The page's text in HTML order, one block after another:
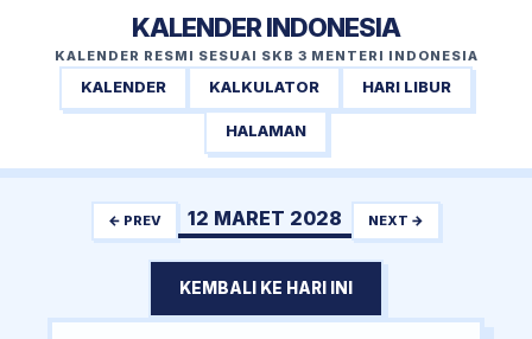
KALENDER INDONESIA
KALENDER RESMI SESUAI SKB 3 MENTERI INDONESIA
KALENDER KALKULATOR HARI LIBUR
HALAMAN
← PREV 12 MARET 2028 NEXT →
KEMBALI KE HARI INI